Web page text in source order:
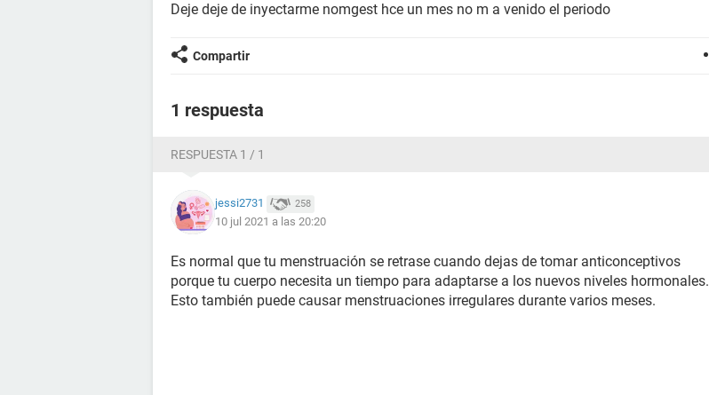
Deje deje de inyectarme nomgest hce un mes no m a venido el periodo
Compartir
1 respuesta
RESPUESTA 1 / 1
jessi2731 258
10 jul 2021 a las 20:20
Es normal que tu menstruación se retrase cuando dejas de tomar anticonceptivos
porque tu cuerpo necesita un tiempo para adaptarse a los nuevos niveles hormonales.
Esto también puede causar menstruaciones irregulares durante varios meses.